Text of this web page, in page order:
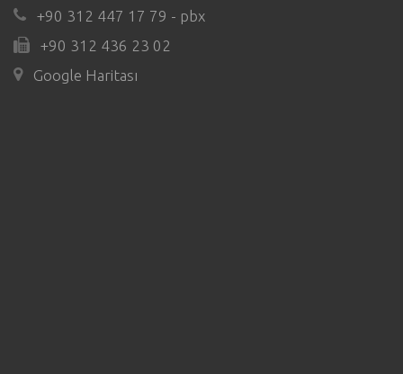
+90 312 447 17 79 - pbx
+90 312 436 23 02
Google Haritası